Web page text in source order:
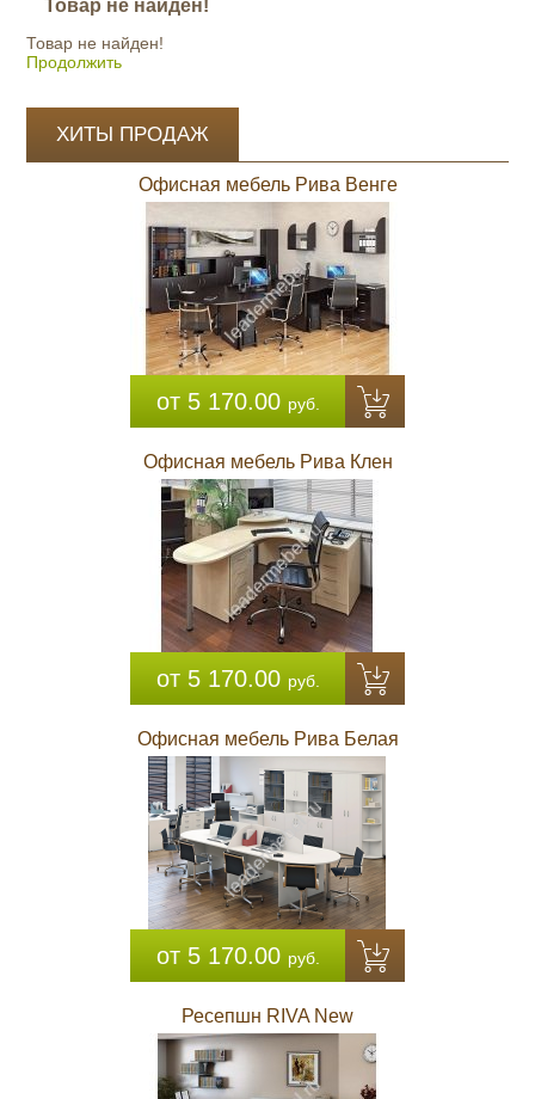
Товар не найден!
Товар не найден!
Продолжить
ХИТЫ ПРОДАЖ
Офисная мебель Рива Венге
от 5 170.00 руб.
Офисная мебель Рива Клен
от 5 170.00 руб.
Офисная мебель Рива Белая
от 5 170.00 руб.
Ресепшн RIVA New